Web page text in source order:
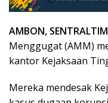
AMBON,
Menggugat (AMM)
kantor Kejaksaan
Mereka mendesak